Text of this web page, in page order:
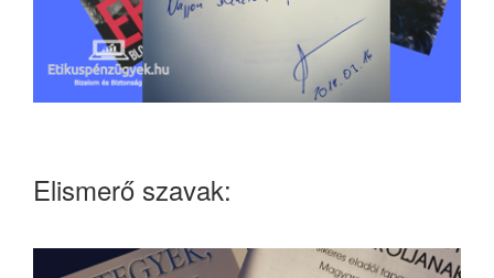
Elismerő szavak: